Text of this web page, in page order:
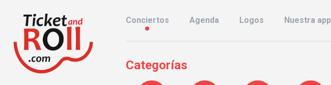
Conciertos Agenda Logos Nuestra app
Categorías